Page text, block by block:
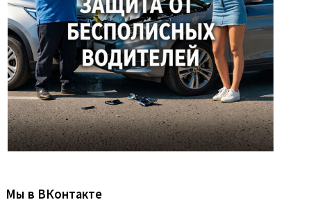
Мы в ВКонтакте